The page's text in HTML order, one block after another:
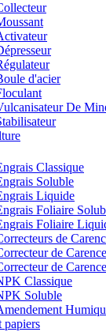
d'acier
De
Classique
Soluble
Liquide
Foliaire
Foliaire
de
de
de
Classique
Soluble
papiers